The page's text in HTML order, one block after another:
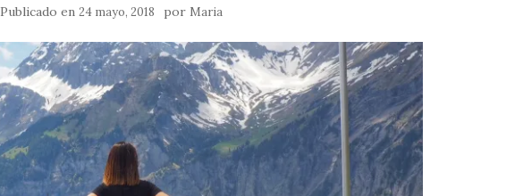
Publicado en 24 mayo, 2018 por Maria